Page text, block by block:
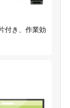
付き、作業効